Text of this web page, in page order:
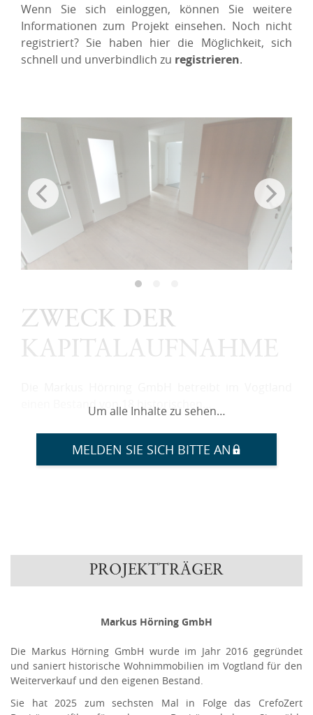
Wenn Sie sich einloggen, können Sie weitere
Informationen zum Projekt einsehen. Noch nicht
registriert? Sie haben hier die Möglichkeit, sich
schnell und unverbindlich zu registrieren.
ZWECK DER
KAPITALAUFNAHME
einen Bestand von 18 historischen…
Um alle Inhalte zu sehen…
MELDEN SIE SICH BITTE AN
PROJEKTTRÄGER
Markus Hörning GmbH
Die Markus Hörning GmbH wurde im Jahr 2016 gegründet
und saniert historische Wohnimmobilien im Vogtland für den
Weiterverkauf und den eigenen Bestand.
Sie hat 2025 zum sechsten Mal in Folge das CrefoZert